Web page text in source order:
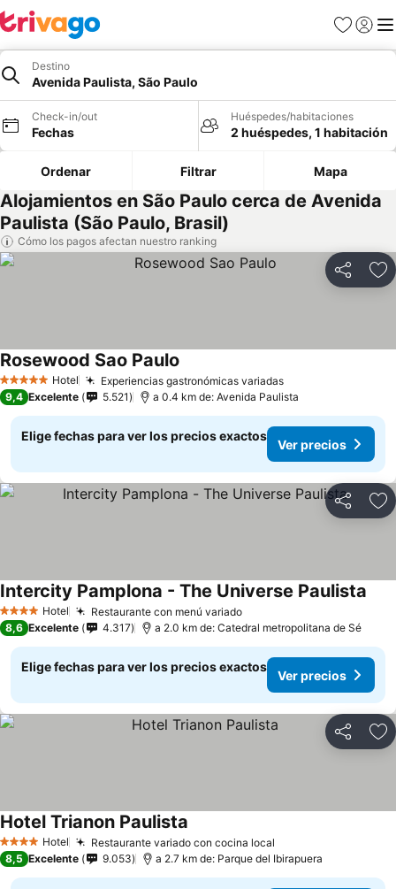
Favoritos
Iniciar
Destino
Avenida Paulista, São Paulo
Check-in/out
Fechas
Huéspedes/habitaciones
2 huéspedes, 1 habitación
Ordenar Filtrar Mapa
Alojamientos en São Paulo cerca de Avenida
Paulista (São Paulo, Brasil)
Cómo los pagos afectan nuestro ranking
Compartir
5 Estrellas Hotel Experiencias gastronómicas variadas
Rosewood Sao Paulo
9,4 Excelente 5.521 a 0.4 km de: Avenida Paulista
Elige fechas para ver los precios exactos
Ver precios
Compartir
4 EstrellasHotel Restaurante con menú variado
Intercity Pamplona - The Universe Paulista
8,6 Excelente 4.317 a 2.0 km de: Catedral metropolitana de Sé
Elige fechas para ver los precios exactos
Ver precios
Compartir
4 EstrellasHotel Restaurante variado con cocina local
Hotel Trianon Paulista
8,5 Excelente 9.053 a 2.7 km de: Parque del Ibirapuera